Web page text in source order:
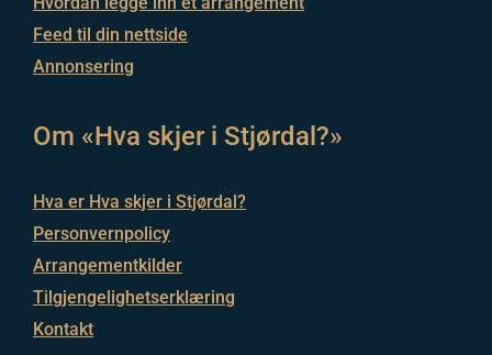
Feed til din nettside
Annonsering
Om «Hva skjer i Stjørdal?»
Hva er Hva skjer i Stjørdal?
Personvernpolicy
Arrangementkilder
Tilgjengelighetserklæring
Kontakt